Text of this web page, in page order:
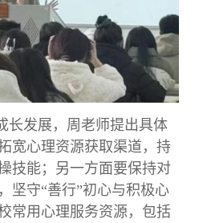
长发展，周老师提出具体
宽心理资源获取渠道，持
技能；另一方面要保持对
坚守“善行”初心与积极心
常用心理服务资源，包括